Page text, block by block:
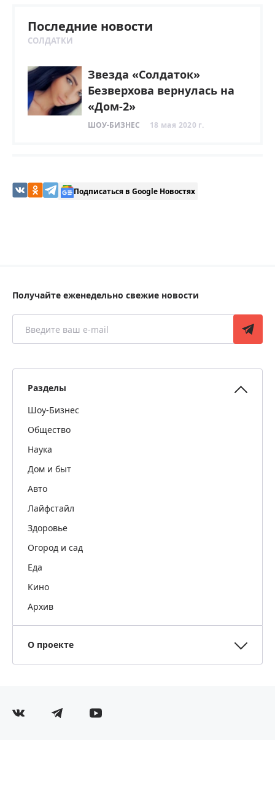
Последние новости
СОЛДАТКИ
Звезда «Солдаток»
Безверхова вернулась на
«Дом-2»
ШОУ-БИЗНЕС 18 мая 2020 г.
Подписаться в Google Новостях
Получайте еженедельно свежие новости
Разделы
Шоу-Бизнес
Общество
Наука
Дом и быт
Авто
Лайфстайл
Здоровье
Огород и сад
Еда
Кино
Архив
О проекте